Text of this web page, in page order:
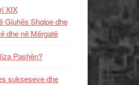
XIX
Gjuhës Shqipe dhe
dhe në Mërgatë
Pashën?
sukseseve dhe